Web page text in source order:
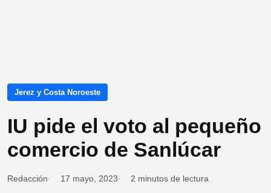
Jerez y Costa Noroeste
IU pide el voto al pequeño
comercio de Sanlúcar
Redacción 17 mayo, 2023 2 minutos de lectura